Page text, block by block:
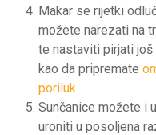
Makar se rijetki
možete narezati na
te nastaviti pirjati
kao da pripremate
poriluk
Sunčanice možete i
uroniti u posoljena